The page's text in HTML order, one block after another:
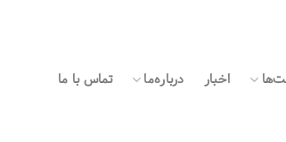
اخبار درباره‌ما تماس با ما